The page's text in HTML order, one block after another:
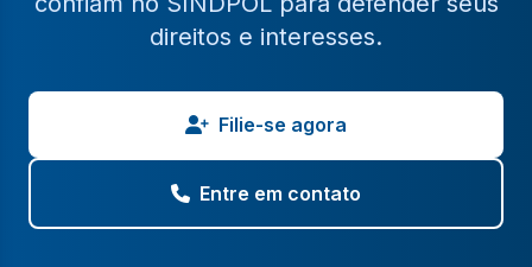
direitos e interesses.
Filie-se agora
Entre em contato